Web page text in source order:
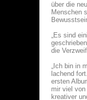
über die
Menschen
„Es sind
die
„Ich bin in
lachend
ersten
mir viel
kreativer